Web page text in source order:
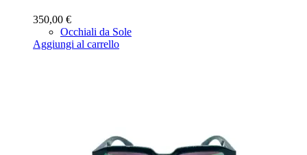
350,00 €
Occhiali da Sole
Aggiungi al carrello